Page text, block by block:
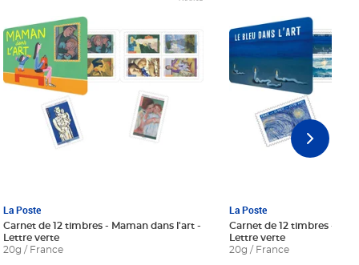
La Poste
Carnet de 12 timbres - Maman dans l'art -
Lettre verte
20g / France
La Poste
Carnet de 12 timbres - Le
Lettre verte
20g / France